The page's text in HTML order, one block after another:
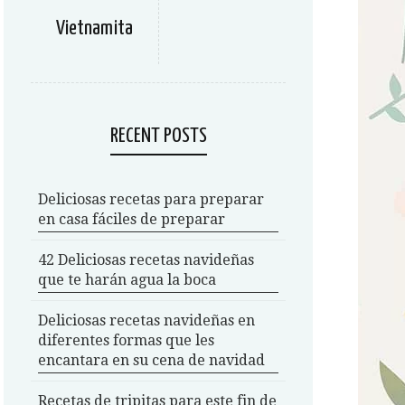
Vietnamita
RECENT POSTS
Deliciosas recetas para preparar
en casa fáciles de preparar
42 Deliciosas recetas navideñas
que te harán agua la boca
Deliciosas recetas navideñas en
diferentes formas que les
encantara en su cena de navidad
Recetas de tripitas para este fin de